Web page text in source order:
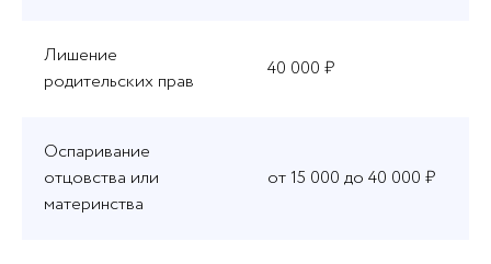
Лишение
родительских прав
40 000 ₽
Оспаривание
отцовства или
материнства
от 15 000 до 40 000 ₽